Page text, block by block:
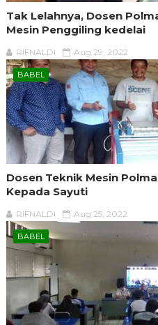
Tak Lelahnya, Dosen
Mesin Penggiling kedelai
RIFNALDI Aug 29, 2022
BABEL
Dosen Teknik Mesin
Kepada Sayuti
RIFNALDI Aug 25, 2022
BABEL